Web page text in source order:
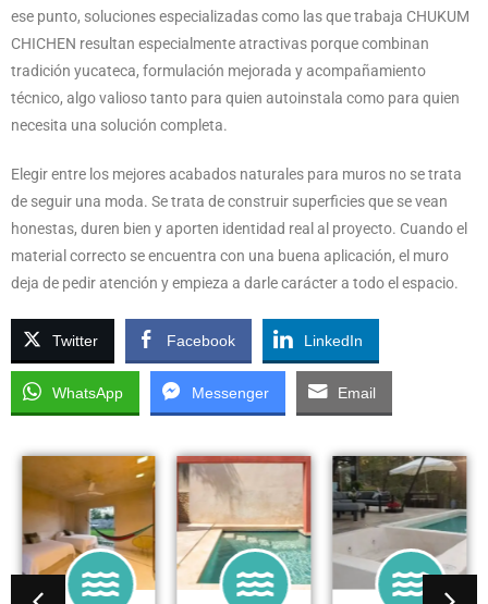
ese punto, soluciones especializadas como las que trabaja CHUKUM
CHICHEN resultan especialmente atractivas porque combinan
tradición yucateca, formulación mejorada y acompañamiento
técnico, algo valioso tanto para quien autoinstala como para quien
necesita una solución completa.
Elegir entre los mejores acabados naturales para muros no se trata
de seguir una moda. Se trata de construir superficies que se vean
honestas, duren bien y aporten identidad real al proyecto. Cuando el
material correcto se encuentra con una buena aplicación, el muro
deja de pedir atención y empieza a darle carácter a todo el espacio.
Twitter Facebook LinkedIn
WhatsApp Messenger Email